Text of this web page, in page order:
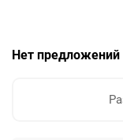
Нет предложений